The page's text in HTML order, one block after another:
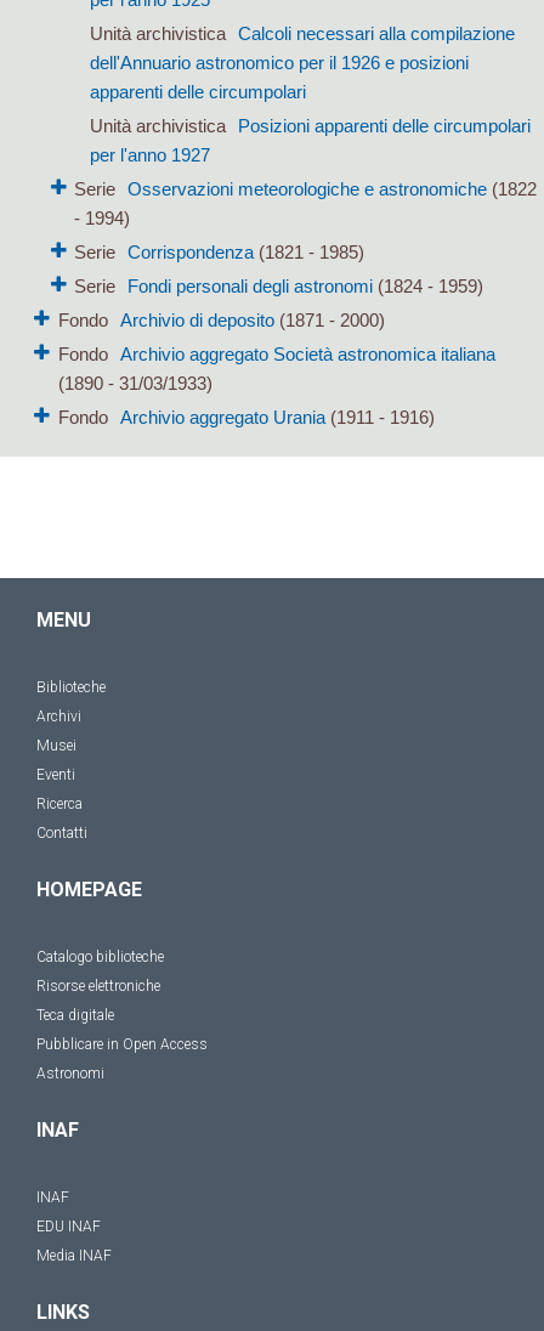
Unità archivistica
Calcoli necessari alla compilazione
dell'Annuario astronomico per il 1926 e posizioni
apparenti delle circumpolari
Unità archivistica
Posizioni apparenti delle circumpolari
per l'anno 1927
Serie Osservazioni meteorologiche e astronomiche(1822
- 1994)
Serie Corrispondenza(1821 - 1985)
Serie
Fondi personali degli astronomi(1824 - 1959)
Fondo
Archivio di deposito(1871 - 2000)
Fondo
Archivio aggregato Società astronomica italiana
(1890 - 31/03/1933)
Fondo
Archivio aggregato Urania(1911 - 1916)
MENU
Biblioteche
Archivi
Musei
Eventi
Ricerca
Contatti
HOMEPAGE
Catalogo biblioteche
Risorse elettroniche
Teca digitale
Pubblicare in Open Access
Astronomi
INAF
INAF
EDU INAF
Media INAF
LINKS